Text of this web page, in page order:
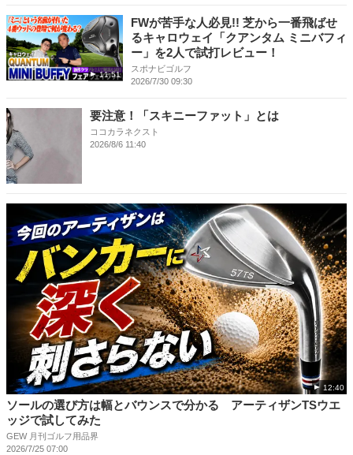
11:51
FWが苦手な人必見!! 芝から一番飛ばせ
るキャロウェイ「クアンタム ミニバフィ
ー」を2人で試打レビュー！
スポナビゴルフ
2026/7/30 09:30
要注意！「スキニーファット」とは
ココカラネクスト
2026/8/6 11:40
12:40
ソールの選び方は幅とバウンスで分かる アーティザンTSウエ
ッジで試してみた
GEW 月刊ゴルフ用品界
2026/7/25 07:00